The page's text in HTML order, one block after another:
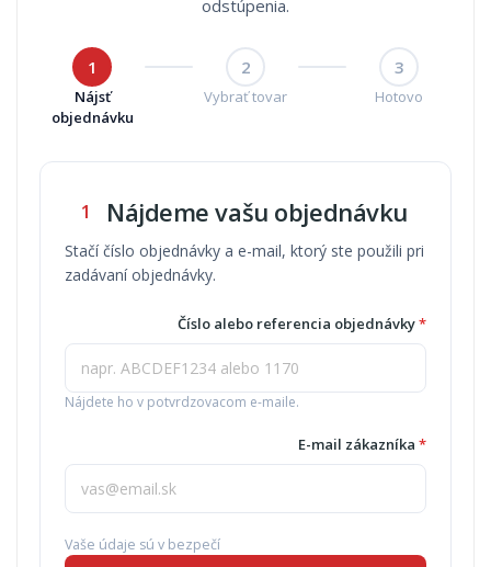
odstúpenia.
1
Nájsť
objednávku
2
Vybrať tovar
3
Hotovo
1 Nájdeme vašu objednávku
Stačí číslo objednávky a e-mail, ktorý ste použili pri
zadávaní objednávky.
Číslo alebo referencia objednávky*
Nájdete ho v potvrdzovacom e-maile.
E-mail zákazníka *
Vaše údaje sú v bezpečí